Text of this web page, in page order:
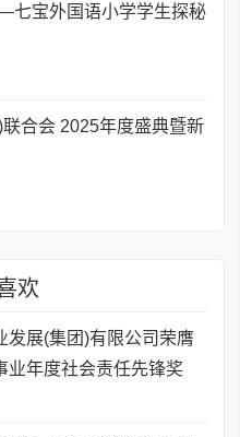
宝外国语小学学生探秘
合会 2025年度盛典暨新
欢
发展(集团)有限公司荣膺
业年度社会责任先锋奖